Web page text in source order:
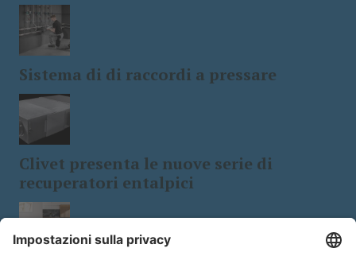
Sistema di di raccordi a pressare
Clivet presenta le nuove serie di
recuperatori entalpici